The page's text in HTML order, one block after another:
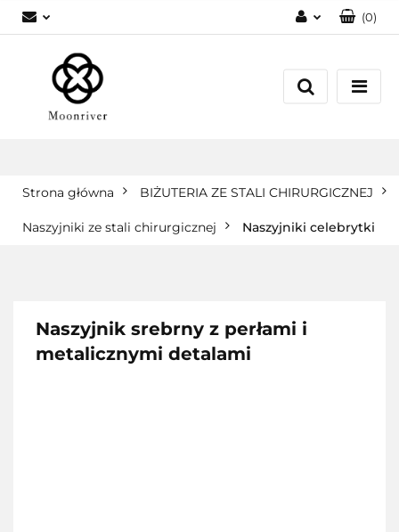
Zarejestruj się
(0)
Strona główna BIŻUTERIA ZE STALI CHIRURGICZNEJ
Naszyjniki ze stali chirurgicznej Naszyjniki celebrytki
Naszyjnik srebrny z perłami i
metalicznymi detalami